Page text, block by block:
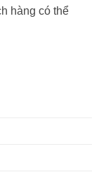
hàng có thể